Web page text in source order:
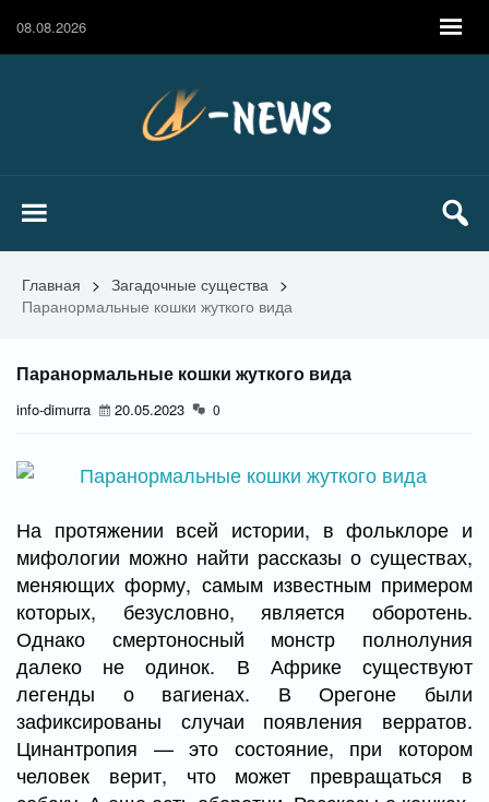
08.08.2026
Главная > Загадочные существа >
Паранормальные кошки жуткого вида
Паранормальные кошки жуткого вида
info-dimurra 20.05.2023 0
На протяжении всей истории, в фольклоре и
мифологии можно найти рассказы о существах,
меняющих форму, самым известным примером
которых, безусловно, является оборотень.
Однако смертоносный монстр полнолуния
далеко не одинок. В Африке существуют
легенды о вагиенах. В Орегоне были
зафиксированы случаи появления верратов.
Цинантропия — это состояние, при котором
человек верит, что может превращаться в